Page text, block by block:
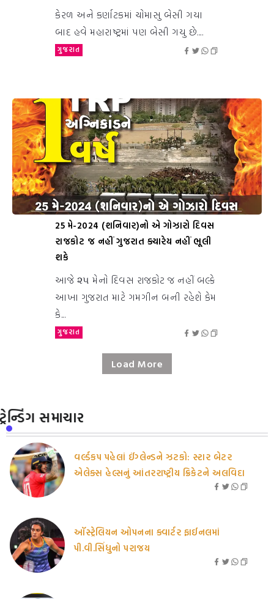
કેરળ અને કર્ણાટકમાં ચોમાસુ બેસી ગયા
બાદ હવે મહારાષ્ટ્રમાં પણ બેસી ગયુ છે....
ગુજરાત
25 મે-2024 (શનિવાર)નો એ ગોઝારો દિવસ
રાજકોટ જ નહીં ગુજરાત ક્યારેય નહીં ભૂલી
શકે
આજે ૨૫ મેનો દિવસ રાજકોટ જ નહીં બલ્કે
આખા ગુજરાત માટે ગમગીન બની રહેશે કેમ
કે...
ગુજરાત
Load More
ટ્રેન્ડિંગ સમાચાર
વર્લ્ડકપ પહેલાં ઈંગ્લેન્ડને ઝટકો: સ્ટાર બેટર
એલેક્સ હેલ્સનું આંતરરાષ્ટ્રીય ક્રિકેટને અલવિદા
ઑસ્ટ્રેલિયન ઓપનના ક્વાર્ટર ફાઈનલમાં
પી.વી.સિંધુનો પરાજય